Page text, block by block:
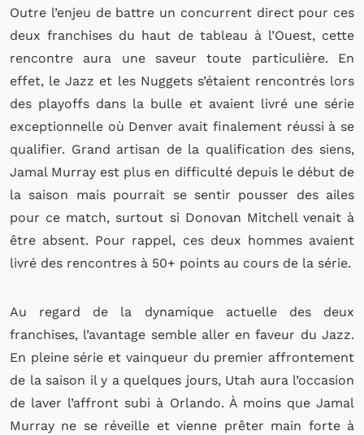
Outre l’enjeu de battre un concurrent direct pour ces
deux franchises du haut de tableau à l’Ouest, cette
rencontre aura une saveur toute particulière. En
effet, le Jazz et les Nuggets s’étaient rencontrés lors
des playoffs dans la bulle et avaient livré une série
exceptionnelle où Denver avait finalement réussi à se
qualifier. Grand artisan de la qualification des siens,
Jamal Murray est plus en difficulté depuis le début de
la saison mais pourrait se sentir pousser des ailes
pour ce match, surtout si Donovan Mitchell venait à
être absent. Pour rappel, ces deux hommes avaient
livré des rencontres à 50+ points au cours de la série.
Au regard de la dynamique actuelle des deux
franchises, l’avantage semble aller en faveur du Jazz.
En pleine série et vainqueur du premier affrontement
de la saison il y a quelques jours, Utah aura l’occasion
de laver l’affront subi à Orlando. À moins que Jamal
Murray ne se réveille et vienne prêter main forte à